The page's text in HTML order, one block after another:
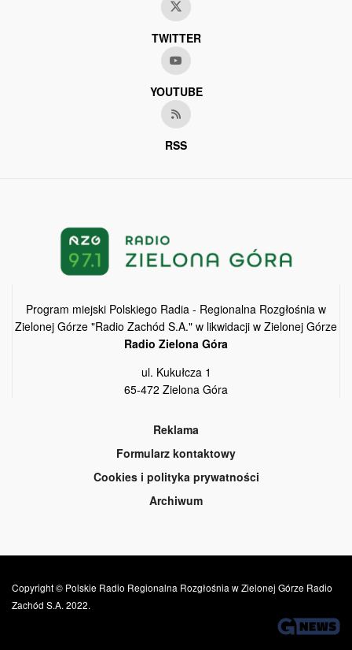
TWITTER
YOUTUBE
RSS
Program miejski Polskiego Radia - Regionalna Rozgłośnia w
Zielonej Górze "Radio Zachód S.A." w likwidacji w Zielonej Górze
Radio Zielona Góra
ul. Kukułcza 1
65-472 Zielona Góra
Reklama
Formularz kontaktowy
Cookies i polityka prywatności
Archiwum
Copyright © Polskie Radio Regionalna Rozgłośnia w Zielonej Górze Radio
Zachód S.A. 2022.